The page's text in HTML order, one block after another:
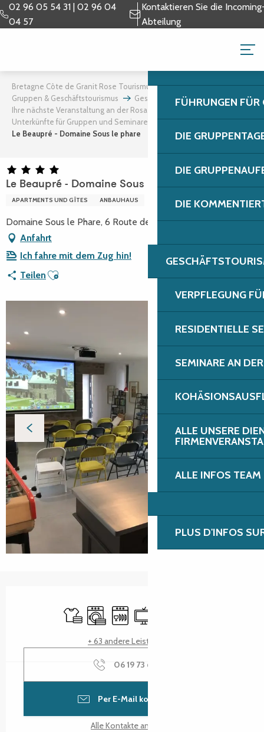
Aller
au
02 96 05 54 31 | 02 96 04
04 57
Kontaktieren Sie die
Abteilung
GRUPPEN &
FÜHRUNGEN FÜR
DIE
DIE
DIE
VERPFLEGUNG
RESIDENTIELLE
SEMINARE AN
ALLE UNSERE
ALLE INFOS
PLUS D'INFOS
Bretagne Côte de Granit Rose Tourismus
Gruppen & Geschäftstourismus
Geschäftstourismus
Ihre nächste Veranstaltung an der Rosa Granitküste
Unterkünfte für Gruppen und Seminare
Le Beaupré - Domaine Sous le phare
Le Beaupré - Domaine Sous le phare
APARTMENTS UND GÎTES ANBAUHAUS
Domaine Sous le Phare, 6 Route de Kerjean, 22700 Louannec
Anfahrt
Ich fahre mit dem Zug hin!
Teilen Ajouter aux favoris
Bettwäsche und Laken
Waschmaschine
Geschirrspülmaschine
Fernsehen
+ 63 andere Leistung(en)
06 19 73 64
Per E-Mail kontaktieren
Alle Kontakte anzeigen